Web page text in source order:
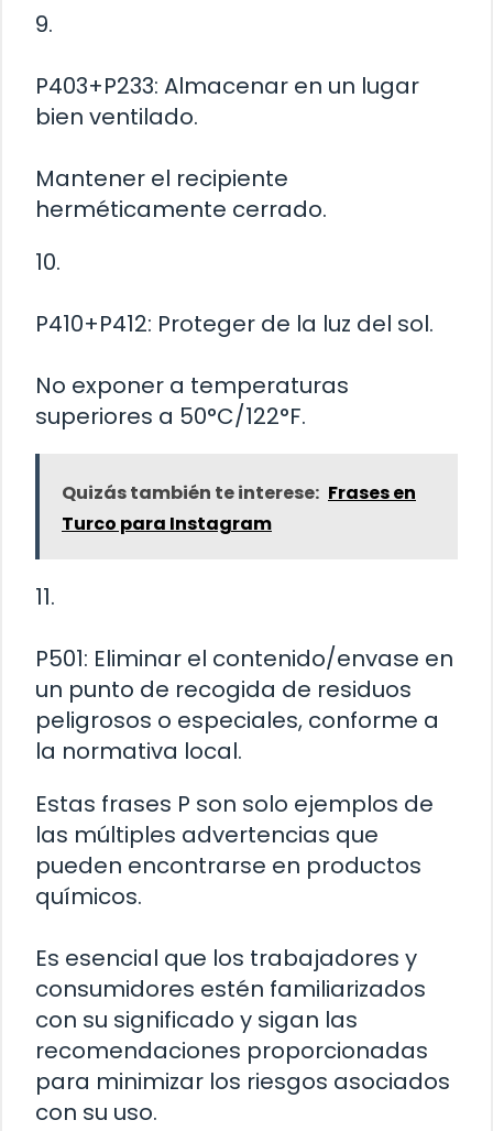
9.
P403+P233: Almacenar en un lugar
bien ventilado.
Mantener el recipiente
herméticamente cerrado.
10.
P410+P412: Proteger de la luz del sol.
No exponer a temperaturas
superiores a 50°C/122°F.
Quizás también te interese: Frases en
Turco para Instagram
11.
P501: Eliminar el contenido/envase en
un punto de recogida de residuos
peligrosos o especiales, conforme a
la normativa local.
Estas frases P son solo ejemplos de
las múltiples advertencias que
pueden encontrarse en productos
químicos.
Es esencial que los trabajadores y
consumidores estén familiarizados
con su significado y sigan las
recomendaciones proporcionadas
para minimizar los riesgos asociados
con su uso.